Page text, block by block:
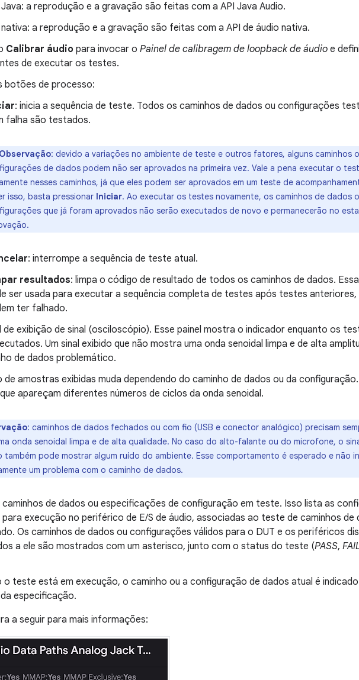
Java: a reprodução e a gravação são feitas com a API Java Audio.
nativa: a reprodução e a gravação são feitas com a API de áudio nativa.
Calibrar áudio para invocar o Painel de calibragem de loopback de áudio e
de executar os testes.
botões de processo:
: inicia a sequência de teste. Todos os caminhos de dados ou configurações
falha são testados.
Observação: devido a variações no ambiente de teste e outros fatores, alguns caminhos
de dados podem não ser aprovados na primeira vez. Vale a pena executar o
nesses caminhos, já que eles podem ser aprovados em um teste de
isso, basta pressionar Iniciar. Ao executar os testes novamente, os caminhos de dados
que já foram aprovados não serão executados de novo e permanecerão no
: interrompe a sequência de teste atual.
resultados: limpa o código de resultado de todos os caminhos de dados.
ser usada para executar a sequência completa de testes após testes anteriores,
ter falhado.
de exibição de sinal (osciloscópio). Esse painel mostra o indicador enquanto os
Um sinal exibido que não mostra uma onda senoidal limpa e de alta
de dados problemático.
de amostras exibidas muda dependendo do caminho de dados ou da
apareçam diferentes números de ciclos da onda senoidal.
: caminhos de dados fechados ou com fio (USB e conector analógico) precisam
onda senoidal limpa e de alta qualidade. No caso do alto-falante ou do microfone, o
também pode mostrar algum ruído do ambiente. Esse comportamento é esperado e não
um problema com o caminho de dados.
caminhos de dados ou especificações de configuração em teste. Isso lista as
para execução no periférico de E/S de áudio, associadas ao teste de caminhos de
Os caminhos de dados ou configurações válidos para o DUT e os periféricos
a ele são mostrados com um asterisco, junto com o status do teste (PASS,
o teste está em execução, o caminho ou a configuração de dados atual é
especificação.
a seguir para mais informações: